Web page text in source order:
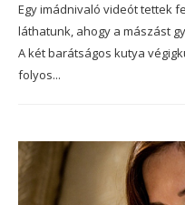
Egy imádnivaló videót tettek
láthatunk, ahogy a mászást
A két barátságos kutya
folyos...